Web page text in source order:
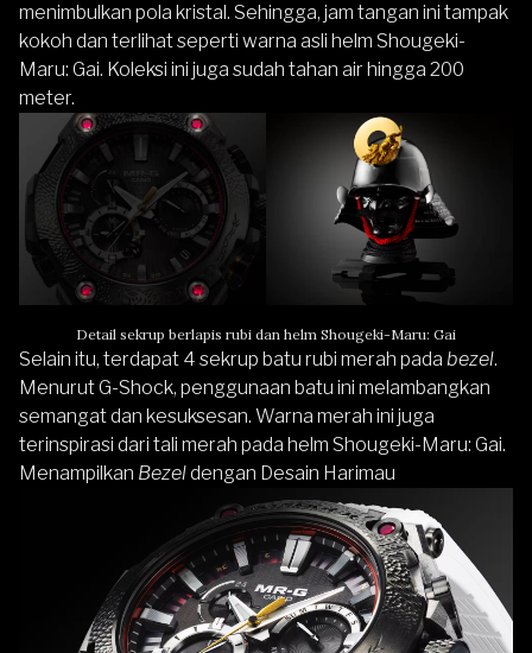
menimbulkan pola kristal. Sehingga, jam tangan ini tampak
kokoh dan terlihat seperti warna asli helm Shougeki-
Maru: Gai. Koleksi ini juga sudah tahan air hingga 200
meter.
Detail sekrup berlapis rubi dan helm Shougeki-Maru: Gai
Selain itu, terdapat 4 sekrup batu rubi merah pada bezel.
Menurut G-Shock, penggunaan batu ini melambangkan
semangat dan kesuksesan. Warna merah ini juga
terinspirasi dari tali merah pada helm Shougeki-Maru: Gai.
Menampilkan Bezeldengan Desain Harimau